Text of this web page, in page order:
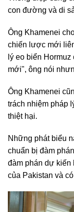
con đường và di
Ông Khamenei
chiến lược mới
lý eo biển
mới", ông nói
Ông Khamenei
trách nhiệm pháp
thiệt hại.
Những phát biểu
chuẩn bị đàm
đàm phán dự kiến
của Pakistan và